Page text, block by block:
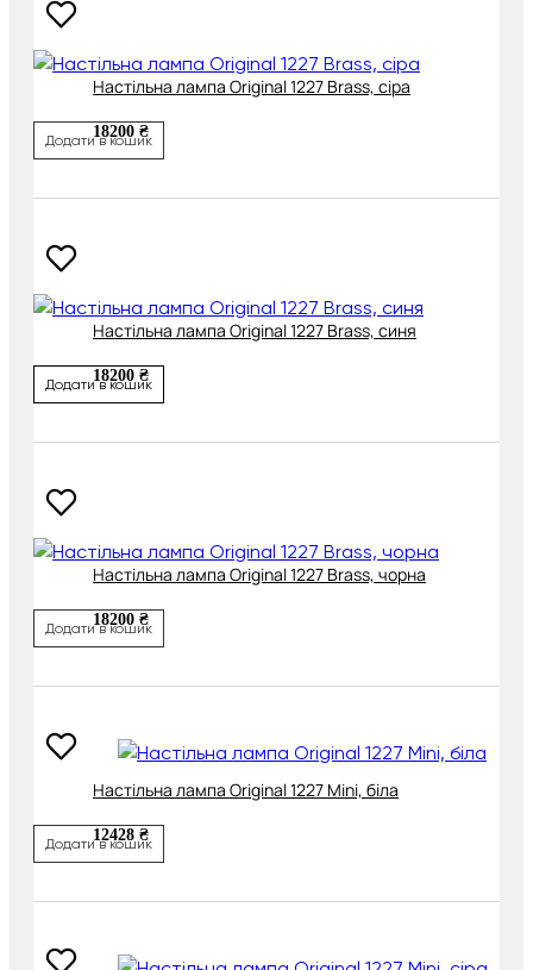
Настільна лампа Original 1227 Brass, сіра
18200 ₴
Додати в кошик
Настільна лампа Original 1227 Brass, синя
18200 ₴
Додати в кошик
Настільна лампа Original 1227 Brass, чорна
18200 ₴
Додати в кошик
Настільна лампа Original 1227 Mini, біла
12428 ₴
Додати в кошик